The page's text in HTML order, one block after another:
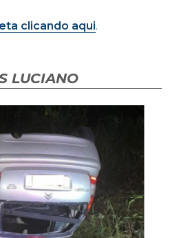
clicando aqui.
LUCIANO